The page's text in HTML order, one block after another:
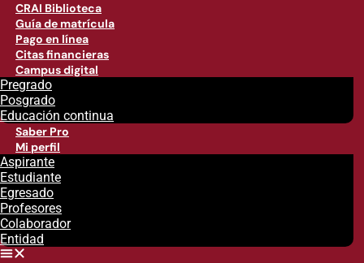
CRAI Biblioteca
Guía de matrícula
Pago en línea
Citas financieras
Campus digital
Pregrado
Posgrado
Educación continua
Saber Pro
Mi perfil
Aspirante
Estudiante
Egresado
Profesores
Colaborador
Entidad